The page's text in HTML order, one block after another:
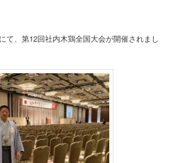
て、第12回社内木鶏全国大会が開催されまし